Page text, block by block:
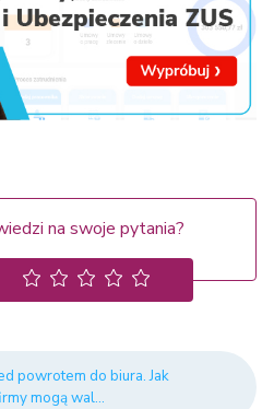
na swoje pytania?
powrotem do biura. Jak
mogą wal...